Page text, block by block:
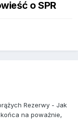
o SPR
Rezerwy - Jak
na poważnie,